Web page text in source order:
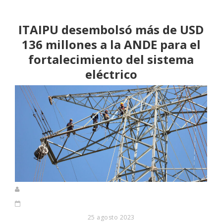
ITAIPU desembolsó más de USD
136 millones a la ANDE para el
fortalecimiento del sistema
eléctrico
25 agosto 2023